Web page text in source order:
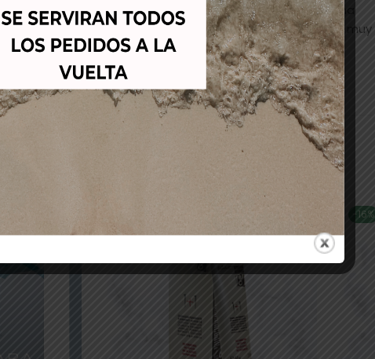
correspondiente tono natural (3-0, 5-0, 7-0, 9-0) con una
el doble de tono moda que de tono natural. Para cabellos muy
y dejar actuar 15 minutos en lugar de 10 minutos.
-16%